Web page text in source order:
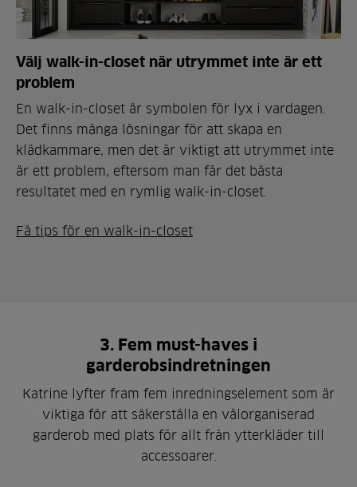
Välj walk-in-closet när utrymmet inte är ett
problem
En walk-in-closet är symbolen för lyx i vardagen.
Det finns många lösningar för att skapa en
klädkammare, men det är viktigt att utrymmet inte
är ett problem, eftersom man får det bästa
resultatet med en rymlig walk-in-closet.
Få tips för en walk-in-closet
3. Fem must-haves i
garderobsindretningen
Katrine lyfter fram fem inredningselement som är
viktiga för att säkerställa en välorganiserad
garderob med plats för allt från ytterkläder till
accessoarer.